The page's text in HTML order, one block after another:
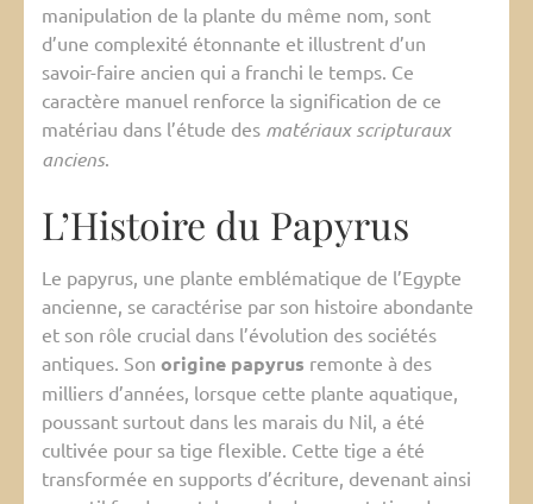
manipulation de la plante du même nom, sont
d’une complexité étonnante et illustrent d’un
savoir-faire ancien qui a franchi le temps. Ce
caractère manuel renforce la signification de ce
matériau dans l’étude des matériaux scripturaux
anciens.
L’Histoire du Papyrus
Le papyrus, une plante emblématique de l’Egypte
ancienne, se caractérise par son histoire abondante
et son rôle crucial dans l’évolution des sociétés
antiques. Son origine papyrus remonte à des
milliers d’années, lorsque cette plante aquatique,
poussant surtout dans les marais du Nil, a été
cultivée pour sa tige flexible. Cette tige a été
transformée en supports d’écriture, devenant ainsi